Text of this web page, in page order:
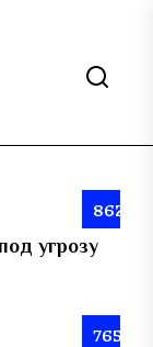
862
угрозу
765